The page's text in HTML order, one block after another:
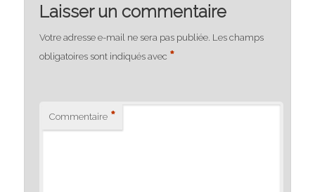
Laisser un commentaire
Votre adresse e-mail ne sera pas publiée. Les champs
obligatoires sont indiqués avec *
Commentaire *